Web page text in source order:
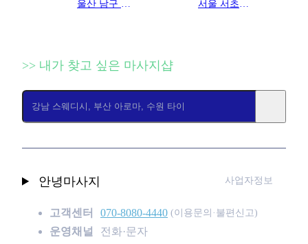
>> 내가 찾고 싶은 마사지샵
안녕마사지 사업자정보
고객센터 070-8080-4440 (이용문의·불편신고)
운영채널
전화·문자